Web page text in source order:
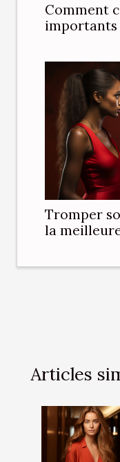
Comment
importants
Tromper
la
Articles